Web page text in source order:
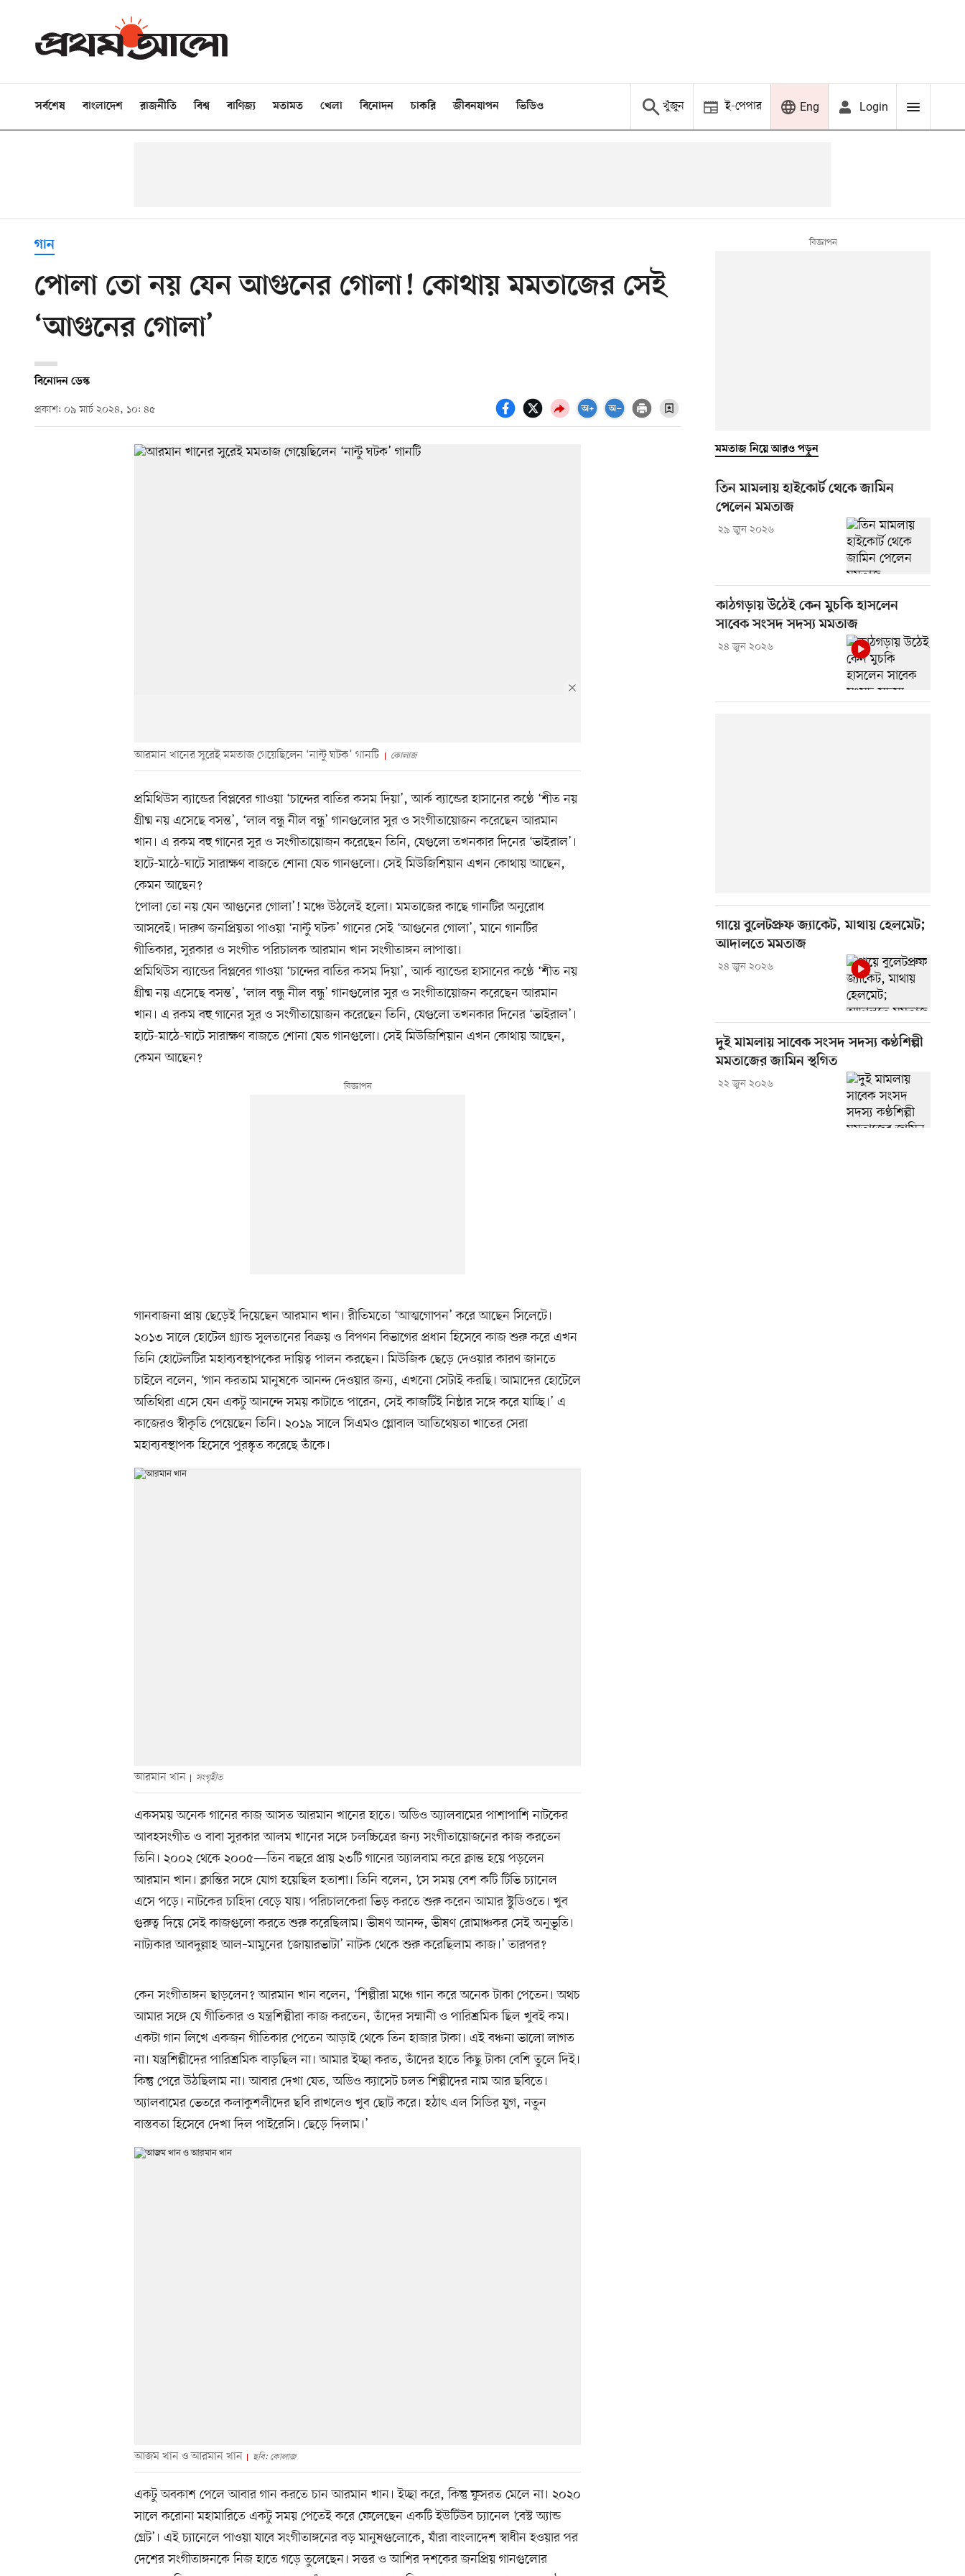
সর্বশেষ বাংলাদেশ রাজনীতি বিশ্ব বাণিজ্য মতামত খেলা বিনোদন চাকরি জীবনযাপন ভিডিও খুঁজুন ই-পেপার Eng Login
গান
পোলা তো নয় যেন আগুনের গোলা! কোথায় মমতাজের সেই
‘আগুনের গোলা’
বিনোদন ডেস্ক
প্রকাশ: ০৯ মার্চ ২০২৪, ১০: ৪৫
আরমান খানের সুরেই মমতাজ গেয়েছিলেন ‘নান্টু ঘটক’ গানটি কোলাজ
প্রমিথিউস ব্যান্ডের বিপ্লবের গাওয়া ‘চান্দের বাতির কসম দিয়া’, আর্ক ব্যান্ডের হাসানের কণ্ঠে ‘শীত নয়
গ্রীষ্ম নয় এসেছে বসন্ত’, ‘লাল বন্ধু নীল বন্ধু’ গানগুলোর সুর ও সংগীতায়োজন করেছেন আরমান
খান। এ রকম বহু গানের সুর ও সংগীতায়োজন করেছেন তিনি, যেগুলো তখনকার দিনের ‘ভাইরাল’।
হাটে-মাঠে-ঘাটে সারাক্ষণ বাজতে শোনা যেত গানগুলো। সেই মিউজিশিয়ান এখন কোথায় আছেন,
কেমন আছেন?
‘পোলা তো নয় যেন আগুনের গোলা’! মঞ্চে উঠলেই হলো। মমতাজের কাছে গানটির অনুরোধ
আসবেই। দারুণ জনপ্রিয়তা পাওয়া ‘নান্টু ঘটক’ গানের সেই ‘আগুনের গোলা’, মানে গানটির
গীতিকার, সুরকার ও সংগীত পরিচালক আরমান খান সংগীতাঙ্গন লাপাত্তা।
প্রমিথিউস ব্যান্ডের বিপ্লবের গাওয়া ‘চান্দের বাতির কসম দিয়া’, আর্ক ব্যান্ডের হাসানের কণ্ঠে ‘শীত নয়
গ্রীষ্ম নয় এসেছে বসন্ত’, ‘লাল বন্ধু নীল বন্ধু’ গানগুলোর সুর ও সংগীতায়োজন করেছেন আরমান
খান। এ রকম বহু গানের সুর ও সংগীতায়োজন করেছেন তিনি, যেগুলো তখনকার দিনের ‘ভাইরাল’।
হাটে-মাঠে-ঘাটে সারাক্ষণ বাজতে শোনা যেত গানগুলো। সেই মিউজিশিয়ান এখন কোথায় আছেন,
কেমন আছেন?
গানবাজনা প্রায় ছেড়েই দিয়েছেন আরমান খান। রীতিমতো ‘আত্মগোপন’ করে আছেন সিলেটে।
২০১৩ সালে হোটেল গ্র্যান্ড সুলতানের বিক্রয় ও বিপণন বিভাগের প্রধান হিসেবে কাজ শুরু করে এখন
তিনি হোটেলটির মহাব্যবস্থাপকের দায়িত্ব পালন করছেন। মিউজিক ছেড়ে দেওয়ার কারণ জানতে
চাইলে বলেন, ‘গান করতাম মানুষকে আনন্দ দেওয়ার জন্য, এখনো সেটাই করছি। আমাদের হোটেলে
অতিথিরা এসে যেন একটু আনন্দে সময় কাটাতে পারেন, সেই কাজটিই নিষ্ঠার সঙ্গে করে যাচ্ছি।’ এ
কাজেরও স্বীকৃতি পেয়েছেন তিনি। ২০১৯ সালে সিএমও গ্লোবাল আতিথেয়তা খাতের সেরা
মহাব্যবস্থাপক হিসেবে পুরস্কৃত করেছে তাঁকে।
আরমান খান সংগৃহীত
একসময় অনেক গানের কাজ আসত আরমান খানের হাতে। অডিও অ্যালবামের পাশাপাশি নাটকের
আবহসংগীত ও বাবা সুরকার আলম খানের সঙ্গে চলচ্চিত্রের জন্য সংগীতায়োজনের কাজ করতেন
তিনি। ২০০২ থেকে ২০০৫—তিন বছরে প্রায় ২৩টি গানের অ্যালবাম করে ক্লান্ত হয়ে পড়লেন
আরমান খান। ক্লান্তির সঙ্গে যোগ হয়েছিল হতাশা। তিনি বলেন, ‘সে সময় বেশ কটি টিভি চ্যানেল
এসে পড়ে। নাটকের চাহিদা বেড়ে যায়। পরিচালকেরা ভিড় করতে শুরু করেন আমার স্টুডিওতে। খুব
গুরুত্ব দিয়ে সেই কাজগুলো করতে শুরু করেছিলাম। ভীষণ আনন্দ, ভীষণ রোমাঞ্চকর সেই অনুভূতি।
নাট্যকার আবদুল্লাহ আল–মামুনের ‘জোয়ারভাটা’ নাটক থেকে শুরু করেছিলাম কাজ।’ তারপর?
কেন সংগীতাঙ্গন ছাড়লেন? আরমান খান বলেন, ‘শিল্পীরা মঞ্চে গান করে অনেক টাকা পেতেন। অথচ
আমার সঙ্গে যে গীতিকার ও যন্ত্রশিল্পীরা কাজ করতেন, তাঁদের সম্মানী ও পারিশ্রমিক ছিল খুবই কম।
একটা গান লিখে একজন গীতিকার পেতেন আড়াই থেকে তিন হাজার টাকা। এই বঞ্চনা ভালো লাগত
না। যন্ত্রশিল্পীদের পারিশ্রমিক বাড়ছিল না। আমার ইচ্ছা করত, তাঁদের হাতে কিছু টাকা বেশি তুলে দিই।
কিন্তু পেরে উঠছিলাম না। আবার দেখা যেত, অডিও ক্যাসেট চলত শিল্পীদের নাম আর ছবিতে।
অ্যালবামের ভেতরে কলাকুশলীদের ছবি রাখলেও খুব ছোট করে। হঠাৎ এল সিডির যুগ, নতুন
বাস্তবতা হিসেবে দেখা দিল পাইরেসি। ছেড়ে দিলাম।’
আজম খান ও আরমান খান ছবি: কোলাজ
একটু অবকাশ পেলে আবার গান করতে চান আরমান খান। ইচ্ছা করে, কিন্তু ফুসরত মেলে না। ২০২০
সালে করোনা মহামারিতে একটু সময় পেতেই করে ফেলেছেন একটি ইউটিউব চ্যানেল ‘বেস্ট অ্যান্ড
গ্রেট’। এই চ্যানেলে পাওয়া যাবে সংগীতাঙ্গনের বড় মানুষগুলোকে, যাঁরা বাংলাদেশ স্বাধীন হওয়ার পর
দেশের সংগীতাঙ্গনকে নিজ হাতে গড়ে তুলেছেন। সত্তর ও আশির দশকের জনপ্রিয় গানগুলোর
মমতাজ নিয়ে আরও পড়ুন
তিন মামলায় হাইকোর্ট থেকে জামিন
পেলেন মমতাজ
২৯ জুন ২০২৬
কাঠগড়ায় উঠেই কেন মুচকি হাসলেন
সাবেক সংসদ সদস্য মমতাজ
২৪ জুন ২০২৬
গায়ে বুলেটপ্রুফ জ্যাকেট, মাথায় হেলমেট;
আদালতে মমতাজ
২৪ জুন ২০২৬
দুই মামলায় সাবেক সংসদ সদস্য কণ্ঠশিল্পী
মমতাজের জামিন স্থগিত
২২ জুন ২০২৬